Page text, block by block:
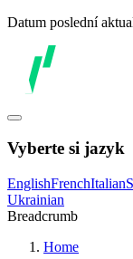
Datum poslední
Vyberte si jazyk
EnglishFrenchItalian
Ukrainian
Breadcrumb
Home